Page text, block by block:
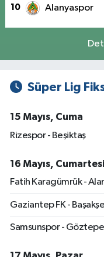
10 Alanyaspor
Süper Lig
15 Mayıs, Cuma
Rizespor - Beşiktaş
16 Mayıs, Cumartesi
Fatih Karagümrük -
Gaziantep FK -
Samsunspor - Göztepe